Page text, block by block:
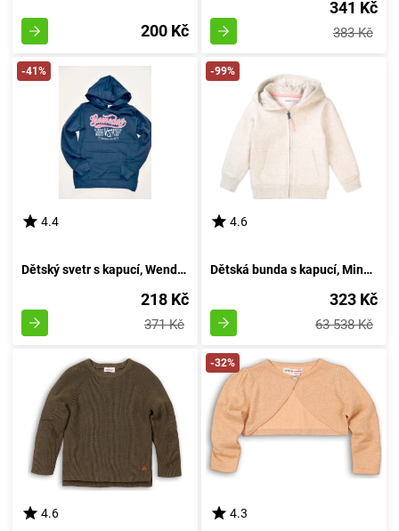
200 Kč
341 Kč
383 Kč
-41%
4.4
Dětský svetr s kapucí, Wendee, osfb11145-2, modrá - velikost 152 | pro dvanáctiletého
218 Kč
371 Kč
-99%
4.6
Dětská bunda s kapucí, Minoti, 8GZTHRU 6, béžová - velikost 98/104 | pro věk 3-4 let
323 Kč
63 538 Kč
4.6
-32%
4.3